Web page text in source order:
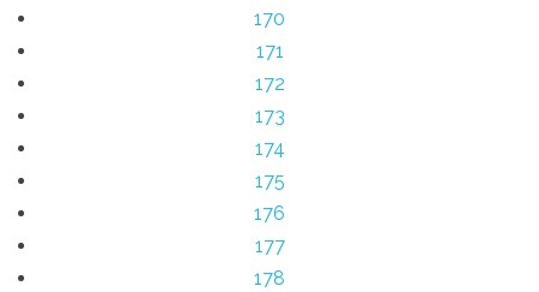
170
171
172
173
174
175
176
177
178